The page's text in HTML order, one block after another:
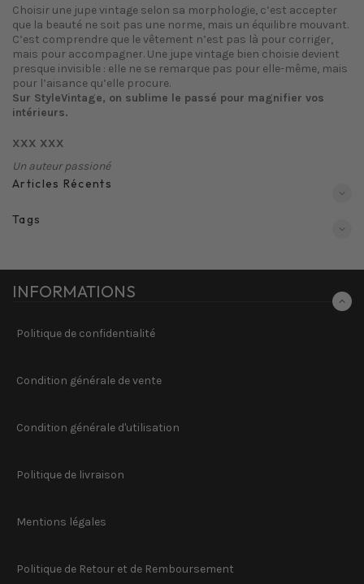
Choisir une jupe vintage selon sa morphologie, c’est accepter
que la beauté ne soit pas une norme, mais un équilibre mouvant.
C’est comprendre que le vêtement n’est pas là pour corriger,
mais pour accompagner. Une jupe vintage bien choisie devient
presque invisible : elle ne se remarque pas pour elle-même, mais
pour l’aisance qu’elle procure.
Sur StyleVintage, on sublime le passé pour magnifier vos
intérieurs.
XXX XXX
Un auteur passioné
Articles Récents
Tags
INFORMATIONS
Politique de confidentialité
Condition générale de vente
Condition générale d'utilisation
Politique de livraison
Mentions légales
Politique de Retour et de Remboursement